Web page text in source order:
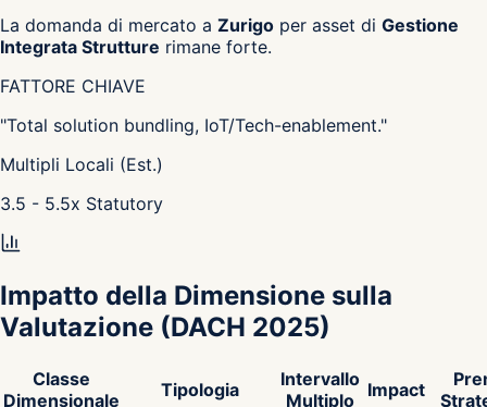
La domanda di mercato a Zurigo per asset di Gestione
Integrata Strutture rimane forte.
FATTORE CHIAVE
"Total solution bundling, IoT/Tech-enablement."
Multipli Locali (Est.)
3.5 - 5.5x Statutory
Impatto della Dimensione sulla
Valutazione (DACH 2025)
Classe
Dimensionale
Tipologia
Intervallo
Multiplo
Impact